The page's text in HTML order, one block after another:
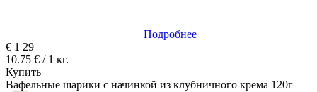
Подробнее
€ 1 29
10.75 € / 1 кг.
Купить
Вафельные шарики с начинкой из клубничного крема 120г